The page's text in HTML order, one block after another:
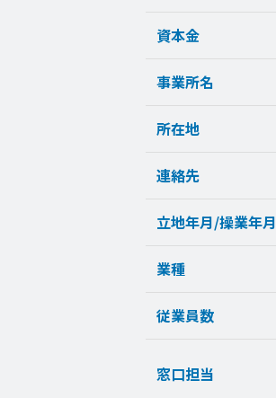
資本金
事業所名
所在地
連絡先
立地年月/操業年月
業種
従業員数
窓口担当